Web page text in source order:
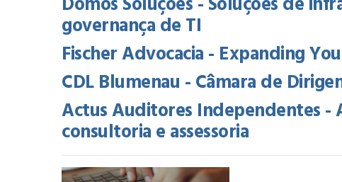
governança de TI
Fischer Advocacia - Expanding
CDL Blumenau - Câmara de
Actus Auditores Independentes
consultoria e assessoria